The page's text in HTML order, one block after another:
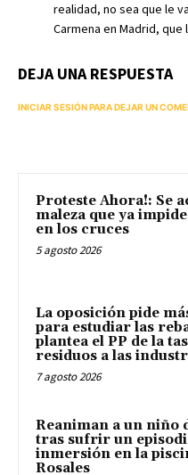
realidad, no sea que le
Carmena en Madrid,
DEJA UNA RESPUESTA
INICIAR SESIÓN PARA DEJAR UN
Proteste Ahora!: Se
maleza que ya
en los cruces
5 agosto 2026
La oposición pide
para estudiar las
plantea el PP de la
residuos a las
7 agosto 2026
Reaniman a un niño
tras sufrir un
inmersión en la
Rosales